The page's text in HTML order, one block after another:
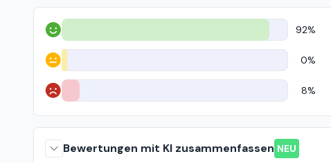
Positiv 92%
Neutral 0%
Negativ 8%
Bewertungen mit KI zusammenfassen NEU